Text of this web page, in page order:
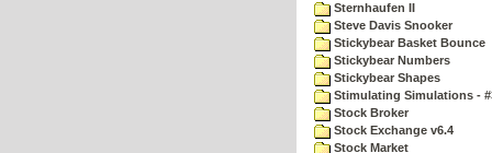
Sternhaufen II
Steve Davis Snooker
Stickybear Basket Bounce
Stickybear Numbers
Stickybear Shapes
Stimulating Simulations -
Stock Broker
Stock Exchange v6.4
Stock Market